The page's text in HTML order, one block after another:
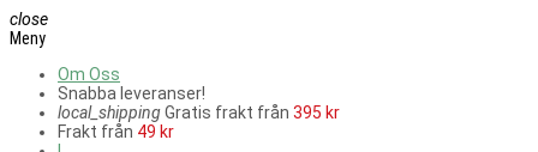
close
Meny
Om Oss
Snabba leveranser!
local_shippingGratis frakt från 395 kr
Frakt från 49 kr